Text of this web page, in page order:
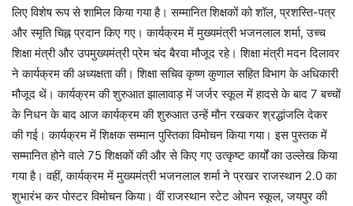
लिए विशेष रूप से शामिल किया गया है। सम्मानित शिक्षकों को शॉल, प्रशस्ति-पत्र
और स्मृति चिह्न प्रदान किए गए। कार्यक्रम में मुख्यमंत्री भजनलाल शर्मा, उच्च
शिक्षा मंत्री और उपमुख्यमंत्री प्रेम चंद बैरवा मौजूद रहे। शिक्षा मंत्री मदन दिलावर
ने कार्यक्रम की अध्यक्षता की। शिक्षा सचिव कृष्ण कुणाल सहित विभाग के अधिकारी
मौजूद थें। कार्यक्रम की शुरुआत झालावाड़ में जर्जर स्कूल में हादसे के बाद 7 बच्चों
के निधन के बाद आज कार्यक्रम की शुरुआत उन्हें मौन रखकर श्रद्धांजलि देकर
की गई। कार्यक्रम में शिक्षक सम्मान पुस्तिका विमोचन किया गया। इस पुस्तक में
सम्मानित होने वाले 75 शिक्षकों की और से किए गए उत्कृष्ट कार्यों का उल्लेख किया
गया है। वहीं, कार्यक्रम में मुख्यमंत्री भजनलाल शर्मा ने प्रखर राजस्थान 2.0 का
शुभारंभ कर पोस्टर विमोचन किया। वीं राजस्थान स्टेट ओपन स्कूल, जयपुर की